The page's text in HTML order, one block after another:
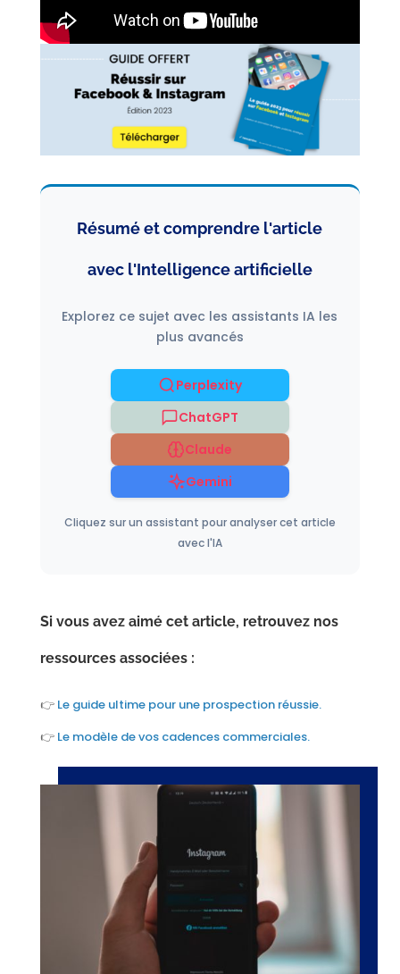
Résumé et comprendre l'article
avec l'Intelligence artificielle
Explorez ce sujet avec les assistants IA les
plus avancés
Perplexity
ChatGPT
Claude
Gemini
Cliquez sur un assistant pour analyser cet article
avec l'IA
Si vous avez aimé cet article, retrouvez nos
ressources associées :
👉 Le guide ultime pour une prospection réussie.
👉 Le modèle de vos cadences commerciales.